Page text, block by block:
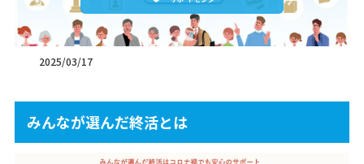
2025/03/17
みんなが選んだ終活とは